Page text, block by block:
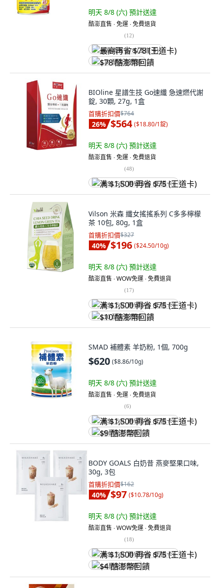
明天 8/8 (六) 預計送達
酷澎直售 ∙ 免運 ∙ 免費退貨
(12)
最高再省 $78 (王道卡)
$78 酷澎幣回饋
BIOline 星譜生技 Go速纖 急速燃代謝
錠, 30顆, 27g, 1盒
首購折扣價$764
26% $564 ($18.80/1錠)
明天 8/8 (六) 預計送達
酷澎直售 ∙ 免運 ∙ 免費退貨
(48)
满 $1,500 再省 $75 (王道卡)
Vilson 米森 纖女搖搖系列 C多多檸檬
茶 10包, 80g, 1盒
首購折扣價$327
40% $196 ($24.50/10g)
明天 8/8 (六) 預計送達
酷澎直售 ∙ WOW免運 ∙ 免費退貨
(17)
满 $1,500 再省 $75 (王道卡)
$10 酷澎幣回饋
SMAD 補體素 羊奶粉, 1個, 700g
$620 ($8.86/10g)
明天 8/8 (六) 預計送達
酷澎直售 ∙ 免運 ∙ 免費退貨
(6)
满 $1,500 再省 $75 (王道卡)
$9 酷澎幣回饋
BODY GOALS 白奶昔 燕麥堅果口味,
30g, 3包
首購折扣價$162
40% $97 ($10.78/10g)
明天 8/8 (六) 預計送達
酷澎直售 ∙ WOW免運 ∙ 免費退貨
(18)
满 $1,500 再省 $75 (王道卡)
$4 酷澎幣回饋